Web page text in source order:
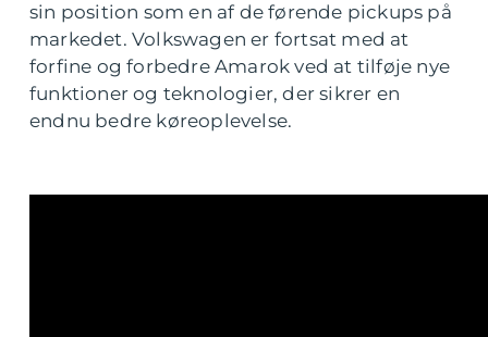
sin position som en af de førende pickups på
markedet. Volkswagen er fortsat med at
forfine og forbedre Amarok ved at tilføje nye
funktioner og teknologier, der sikrer en
endnu bedre køreoplevelse.